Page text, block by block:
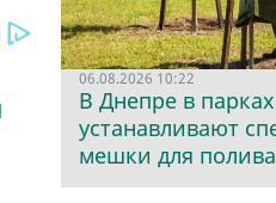
06.08.2026 10:22
В Днепре в парках
устанавливают
мешки для